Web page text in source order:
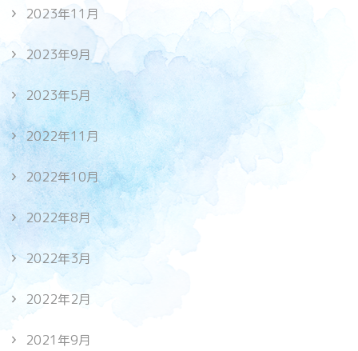
2023年11月
2023年9月
2023年5月
2022年11月
2022年10月
2022年8月
2022年3月
2022年2月
2021年9月